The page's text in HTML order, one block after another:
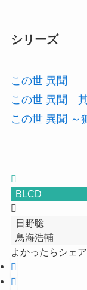
シリーズ
この世 異聞
この世 異聞
この世 異聞 ～
BLCD
日野聡
鳥海浩輔
よかったらシェ